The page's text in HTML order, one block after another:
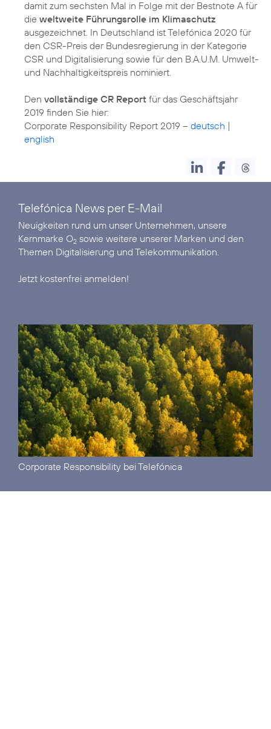
damit zum sechsten Mal in Folge mit der Bestnote A für
die weltweite Führungsrolle im Klimaschutz
ausgezeichnet. In Deutschland ist Telefónica 2020 für
den CSR-Preis der Bundesregierung in der Kategorie
CSR und Digitalisierung sowie für den B.A.U.M. Umwelt-
und Nachhaltigkeitspreis nominiert.
Den vollständige CR Report für das Geschäftsjahr
2019 finden Sie hier:
Corporate Responsibility Report 2019 – deutsch |
english
Telefónica News per E-Mail
Neuigkeiten rund um unser Unternehmen, unsere
Kernmarke O2 sowie weitere unserer Marken und den
Themen Digitalisierung und Telekommunikation.
Jetzt kostenfrei anmelden!
Corporate Responsibility bei Telefónica